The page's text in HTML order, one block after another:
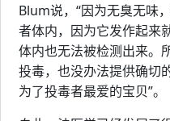
Blum说，“因为无臭无味
者体内，因为它发作起来
体内也无法被检测出来。
投毒，也没办法提供确切
为了投毒者最爱的宝贝”。